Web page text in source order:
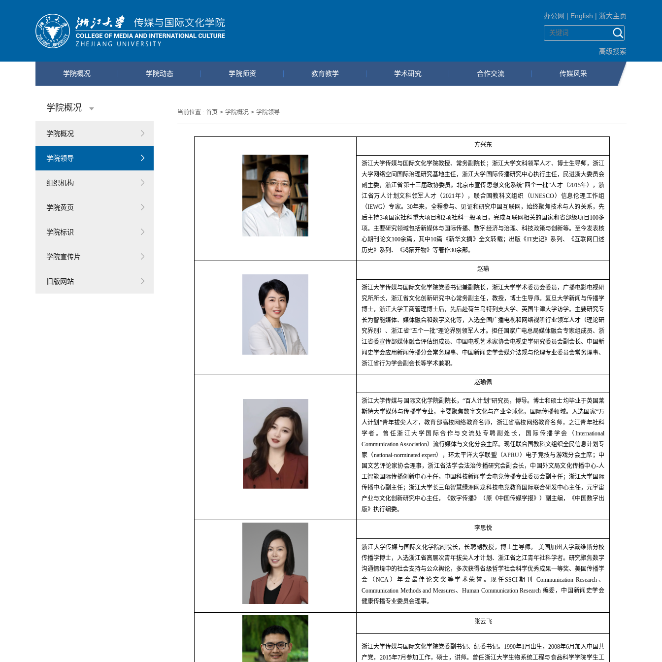
办公网 | English | 浙大主页
高级搜索
学院概况 学院动态 学院师资 教育教学 学术研究 合作交流 传媒风采
学院概况
学院概况
学院领导
组织机构
学院黄页
学院标识
学院宣传片
旧版网站
当前位置 : 首页 > 学院概况 > 学院领导
方兴东
浙江大学传媒与国际文化学院教授、常务副院长；浙江大学文科领军人才、博士生导师，浙江
大学网络空间国际治理研究基地主任，浙江大学国际传播研究中心执行主任，民进浙大委员会
副主委，浙江省第十三届政协委员。北京市宣传思想文化系统“四个一批”人才（2015年），浙
江省万人计划文科领军人才（2021年），联合国教科文组织（UNESCO）信息伦理工作组
（IEWG）专家。 30年来，全程参与、见证和研究中国互联网，始终聚焦技术与人的关系，先
后主持3项国家社科重大项目和2项社科一般项目，完成互联网相关的国家和省部级项目 100多
项。主要研究领域包括新媒体与国际传播、数字经济与治理、科技政策与创新等。至今发表核
心期刊论文100余篇，其中10篇《新华文摘》全文转载；出版《IT史记》系列、《互联网口述
历史》系列、《鸿蒙开物》等著作30余部。
赵瑜
浙江大学传媒与国际文化学院党委书记兼副院长，浙江大学学术委员会委员，广播电影电视研
究所所长，浙江省文化创新研究中心常务副主任，教授，博士生导师。复旦大学新闻与传播学
博士，浙江大学工商管理博士后，先后赴荷兰乌特列支大学、英国牛津大学访学。主要研究专
长为智能媒体、媒体融合和数字文化等，入选全国广播电视和网络视听行业领军人才（理论研
究界别）、浙江省“五个一批”理论界别领军人才。担任国家广电总局媒体融合专家组成员、浙
江省委宣传部媒体融合评估组成员、中国电视艺术家协会电视史学研究委员会副会长、中国新
闻史学会应用新闻传播分会常务理事、中国新闻史学会媒介法规与伦理专业委员会常务理事、
浙江省行为学会副会长等学术兼职。
赵瑜佩
浙江大学传媒与国际文化学院副院长，“百人计划”研究员，博导。博士和硕士均毕业于英国莱
斯特大学媒体与传播学专业，主要聚焦数字文化与产业全球化，国际传播领域。入选国家“万
人计划”青年拔尖人才，教育部高校网络教育名师，浙江省高校网络教育名师，之江青年社科
学者。曾任浙江大学国际合作与交流处专聘副处长，国际传播学会（International
Communication Association）流行媒体与文化分会主席。现任联合国教科文组织全民信息计划专
家（national-norminated expert），环太平洋大学联盟（APRU）电子竞技与游戏分会主席；中
国文艺评论家协会理事，浙江省法学会法治传播研究会副会长，中国外文局文化传播中心-人
工智能国际传播创新中心主任，中国科技新闻学会电竞传播专业委员会副主任；浙江大学国际
传播中心副主任；浙江大学长三角智慧绿洲网龙科技电竞教育国际联合研发中心主任，元宇宙
产业与文化创新研究中心主任，《数字传播》（原《中国传媒学报》）副主编，《中国数字出
版》执行编委。
李思悦
浙江大学传媒与国际文化学院副院长，长聘副教授，博士生导师。 美国加州大学戴维斯分校
传播学博士，入选浙江省高层次青年拔尖人才计划、浙江省之江青年社科学者。研究聚焦数字
沟通情境中的社会支持与公众舆论，多次获得省级哲学社会科学优秀成果一等奖、美国传播学
会（NCA ）年会最佳论文奖等学术荣誉。现任SSCI 期刊 Communication Research 、
Communication Methods and Measures、 Human Communication Research 编委，中国新闻史学会
健康传播专业委员会理事。
张云飞
浙江大学传媒与国际文化学院党委副书记、纪委书记。 1990年1月出生， 2008年6月加入中国共
产党， 2015年7月参加工作，硕士，讲师。曾任浙江大学生物系统工程与食品科学学院学生工